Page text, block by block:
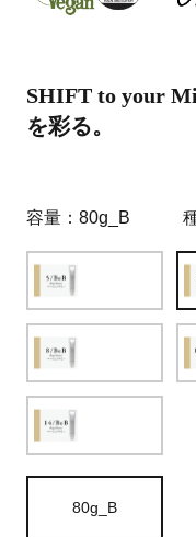
SHIFT to your
を彩る。
容量 80g_B
80g_B